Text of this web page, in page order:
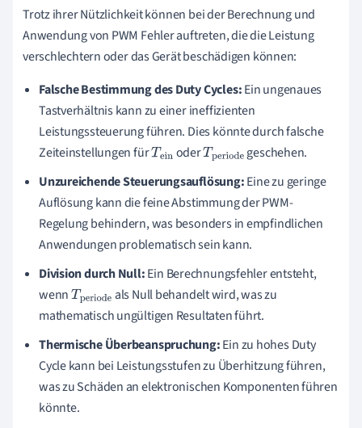
Trotz ihrer Nützlichkeit können bei der Berechnung und
Anwendung von PWM Fehler auftreten, die die Leistung
verschlechtern oder das Gerät beschädigen können:
Falsche Bestimmung des Duty Cycles:Ein ungenaues
Tastverhältnis kann zu einer ineffizienten
Leistungssteuerung führen. Dies könnte durch falsche
Zeiteinstellungen fürTei
n
oderTperio
de
geschehen.
Unzureichende Steuerungsauflösung:Eine zu geringe
Auflösung kann die feine Abstimmung der PWM-
Regelung behindern, was besonders in empfindlichen
Anwendungen problematisch sein kann.
Division durch Null:Ein Berechnungsfehler entsteht,
wennTperio
de
als Null behandelt wird, was zu
mathematisch ungültigen Resultaten führt.
Thermische Überbeanspruchung:Ein zu hohes Duty
Cycle kann bei Leistungsstufen zu Überhitzung führen,
was zu Schäden an elektronischen Komponenten führen
könnte.